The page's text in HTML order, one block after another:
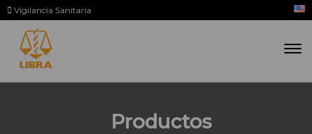
Vigilancia Sanitaria
Productos